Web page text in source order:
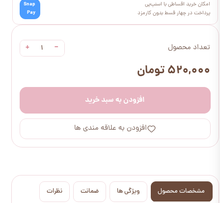
تعداد محصول −
+
۵۲۰,۰۰۰ تومان
افزودن به سبد خرید
افزودن به علاقه مندی ها
امکان خرید اقساطی با اسنپ‌پی
پرداخت در چهار قسط بدون کارمزد
Snap
Pay
مشخصات محصول ویژگی ها ضمانت نظرات